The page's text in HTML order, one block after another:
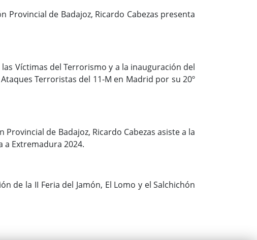
de Badajoz, Ricardo Cabezas presenta
Víctimas del Terrorismo y a la inauguración del
Terroristas del 11-M en Madrid por su 20º
de Badajoz, Ricardo Cabezas asiste a la
a Extremadura 2024.
de la II Feria del Jamón, El Lomo y el Salchichón